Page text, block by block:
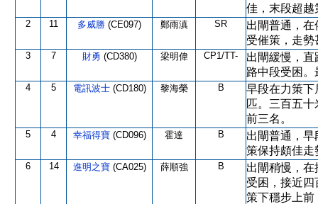
佳，末段超越
2 11 多威勝 (CE097) 鄭雨滇 SR
出閘普通，
受催策，走
3 7 財勇 (CD380) 梁明偉 CP1/TT-
出閘緩慢，
路中段受困
4 5 電訊波士 (CD180) 黎海榮 B
早段在力策下
匹。三百五
前三名。
5 4 幸福得寶 (CD096) 霍達 B
出閘普通，
策保持頗佳走
6 14 進明之寶 (CA025) 薛順強 B
出閘稍慢，
受困，接近
策下穩步上前